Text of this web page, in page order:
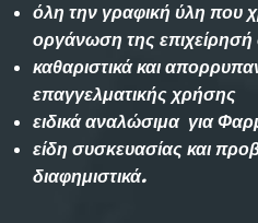
όλη την γραφική ύλη που
οργάνωση της
καθαριστικά και
επαγγελματικής χρήσης
ειδικά αναλώσιμα για
είδη συσκευασίας και
διαφημιστικά.